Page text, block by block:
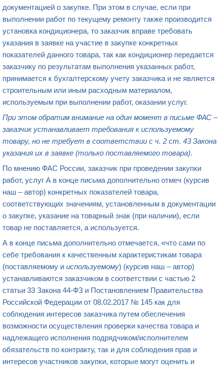
документацией о закупке. При этом в случае, если при
выполнении работ по текущему ремонту также производится
установка кондиционера, то заказчик вправе требовать
указания в заявке на участие в закупке конкретных
показателей данного товара, так как кондиционер передается
заказчику по результатам выполнения указанных работ,
принимается к бухгалтерскому учету заказчика и не является
строительным или иным расходным материалом,
используемым при выполнении работ, оказании услуг.
При этом обратим внимание на один момент в письме ФАС –
заказчик устанавливает требования к используемому
товару, но не требует в соответствии с ч. 2 ст. 43 Закона
указания их в заявке (только поставляемого товара).
По мнению ФАС России, заказчик при проведении закупки
работ, услуг А в конце письма дополнительно отмеч (курсив
наш – автор) конкретных показателей товара,
соответствующих значениям, установленным в документации
о закупке, указание на товарный знак (при наличии), если
товар не поставляется, а используется.
А в конце письма дополнительно отмечается, «что сами по
себе требования к качественным характеристикам товара
(поставляемому и используемому) (курсив наш – автор)
устанавливаются заказчиком в соответствии с частью 2
статьи 33 Закона 44-ФЗ и Постановлением Правительства
Российской Федерации от 08.02.2017 № 145 как для
соблюдения интересов заказчика путем обеспечения
возможности осуществления проверки качества товара и
надлежащего исполнения подрядчиком/исполнителем
обязательств по контракту, так и для соблюдения прав и
интересов участников закупки, которые могут оценить и